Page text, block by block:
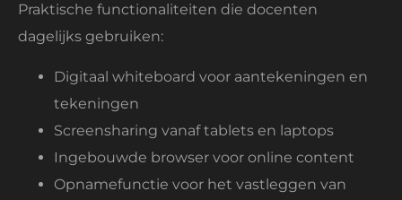
Praktische functionaliteiten die docenten
dagelijks gebruiken:
Digitaal whiteboard voor aantekeningen en
tekeningen
Screensharing vanaf tablets en laptops
Ingebouwde browser voor online content
Opnamefunctie voor het vastleggen van